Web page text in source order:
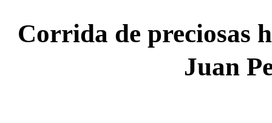
Corrida de preciosas
Juan